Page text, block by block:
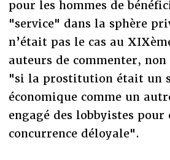
pour les hommes de
"service" dans la sphère
n’était pas le cas au
auteurs de commenter, non
"si la prostitution était un
économique comme un
engagé des lobbyistes
concurrence déloyale".